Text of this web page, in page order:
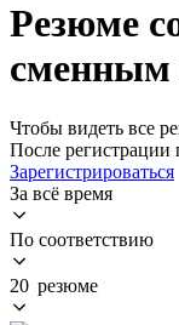
Резюме
сменным
Чтобы видеть все
После
Зарегистрироваться
За всё время
По соответствию
20 резюме